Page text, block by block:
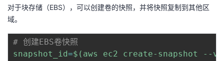
对于块存储（EBS），可以创建卷的快照，并将快照复制到其他区
域。
# 创建EBS卷快照
snapshot_id=$( aws ec2 create-snapshot --